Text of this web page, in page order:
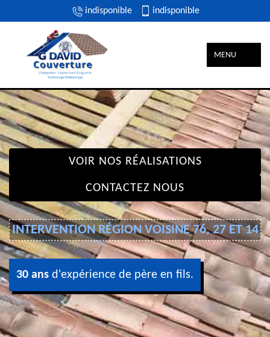
indisponible indisponible
MENU
VOIR NOS RÉALISATIONS
CONTACTEZ NOUS
INTERVENTION RÉGION VOISINE 76, 27 ET 14
30 ans d'expérience de père en fils.